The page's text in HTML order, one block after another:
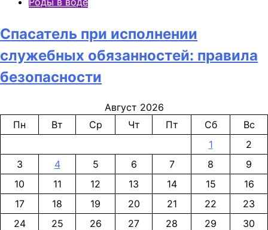
Спасатель при исполнении
служебных обязанностей: правила
безопасности
Август 2026
Пн
Вт Ср Чт Пт Сб
Вс
1
2
3
4 5 6 7 8
9
10
11 12 13 14 15
16
17
18 19 20 21 22
23
24
25 26 27 28 29
30